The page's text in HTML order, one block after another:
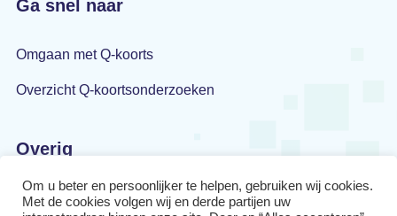
Ga snel naar
Omgaan met Q-koorts
Overzicht Q-koortsonderzoeken
Overig
Privacyverklaring
Om u beter en persoonlijker te helpen, gebruiken wij cookies.
Met de cookies volgen wij en derde partijen uw